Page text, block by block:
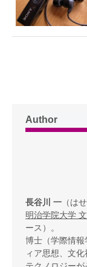
Author
長谷川 一 （は
明治学院大学
ース）。
博士（学際情
ィア思想、文